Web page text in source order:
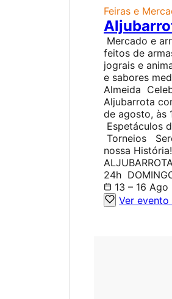
Feiras e
Mercado e
feitos de
jograis e
e sabores
Almeida
Aljubarrota
de agosto,
Espetáculos
Torneios
nossa
24h
13 – 16 Ago
Ver